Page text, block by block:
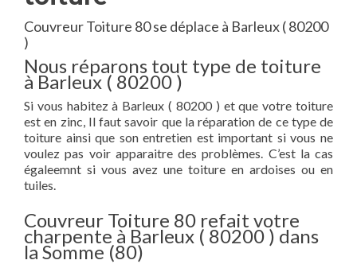
Couvreur Toiture 80 se déplace à Barleux ( 80200
)
Nous réparons tout type de toiture
à Barleux ( 80200 )
Si vous habitez à Barleux ( 80200 ) et que votre toiture
est en zinc, Il faut savoir que la réparation de ce type de
toiture ainsi que son entretien est important si vous ne
voulez pas voir apparaitre des problèmes. C’est la cas
égaleemnt si vous avez une toiture en ardoises ou en
tuiles.
Couvreur Toiture 80 refait votre
charpente à Barleux ( 80200 ) dans
la Somme (80)